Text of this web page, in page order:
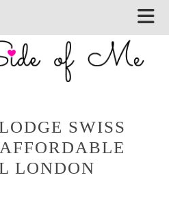
SWISS
LONDON